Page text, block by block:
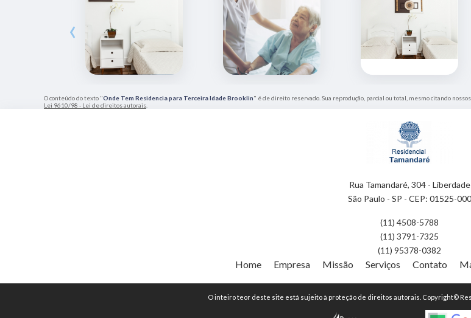
‹
O conteúdo do texto "Onde Tem Residencia para Terceira Idade Brooklin" é de direito reservado. Sua reprodução, parcial ou total, mesmo citando
Lei 9610/98 - Lei de direitos autorais
Rua Tamandaré, 304 - Liberdade
São Paulo - SP - CEP: 01525-000
(11) 4508-5788
(11) 3791-7325
(11) 95378-0382
Home Empresa Missão Serviços Contato
O inteiro teor deste site está sujeito à proteção de direitos autorais. Copyright©